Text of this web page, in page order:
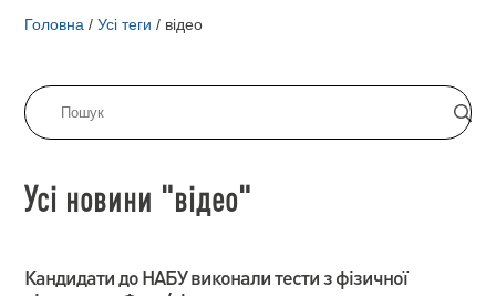
Головна / Усі теги / відео
Усі новини "відео"
Кандидати до НАБУ виконали тести з фізичної